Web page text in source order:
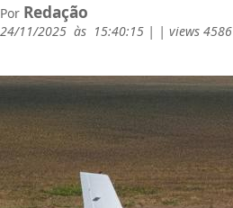
Por Redação
24/11/2025 às 15:40:15 | | views 4586